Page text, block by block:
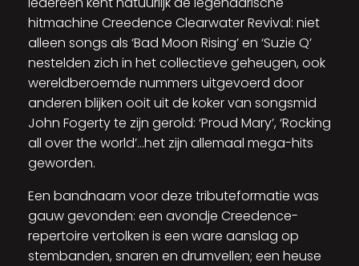
hitmachine Creedence Clearwater Revival: niet
alleen songs als ‘Bad Moon Rising’ en ‘Suzie Q’
nestelden zich in het collectieve geheugen, ook
wereldberoemde nummers uitgevoerd door
anderen blijken ooit uit de koker van songsmid
John Fogerty te zijn gerold: ‘Proud Mary’, ‘Rocking
all over the world’…het zijn allemaal mega-hits
geworden.
Een bandnaam voor deze tributeformatie was
gauw gevonden: een avondje Creedence-
repertoire vertolken is een ware aanslag op
stembanden, snaren en drumvellen; een heuse